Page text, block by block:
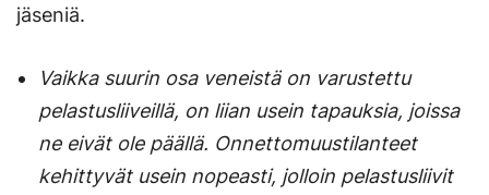
jäseniä.
Vaikka suurin osa veneistä on varustettu
pelastusliiveillä, on liian usein tapauksia, joissa
ne eivät ole päällä. Onnettomuustilanteet
kehittyvät usein nopeasti, jolloin pelastusliivit